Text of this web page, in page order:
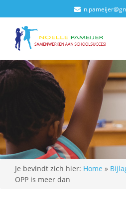
Je bevindt zich hier: Home »
OPP is meer dan